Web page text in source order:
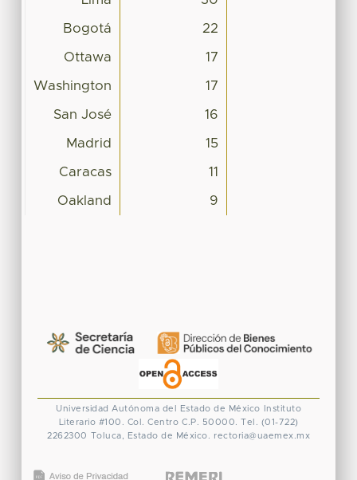
Bogotá 22
Ottawa 17
Washington 17
San José 16
Madrid 15
Caracas 11
Oakland 9
Universidad Autónoma del Estado de México
Instituto
Literario #100. Col. Centro C.P. 50000. Tel. (01-722)
2262300 Toluca, Estado de México. rectoria@uaemex.mx